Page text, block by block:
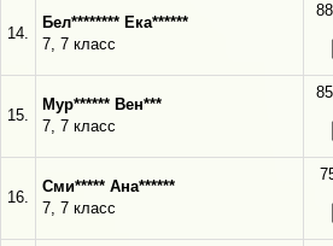
14.
Бел******** Ека******
7, 7 класс
88
15.
Мур****** Вен***
7, 7 класс
85
16.
Сми***** Ана******
7, 7 класс